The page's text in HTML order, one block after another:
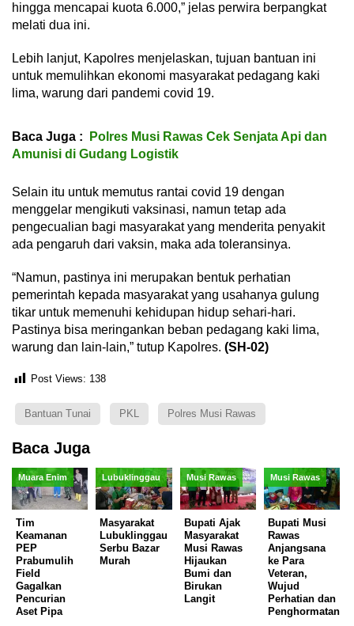
hingga mencapai kuota 6.000,” jelas perwira berpangkat
melati dua ini.
Lebih lanjut, Kapolres menjelaskan, tujuan bantuan ini
untuk memulihkan ekonomi masyarakat pedagang kaki
lima, warung dari pandemi covid 19.
Baca Juga :
Polres Musi Rawas Cek Senjata Api dan
Amunisi di Gudang Logistik
Selain itu untuk memutus rantai covid 19 dengan
menggelar mengikuti vaksinasi, namun tetap ada
pengecualian bagi masyarakat yang menderita penyakit
ada pengaruh dari vaksin, maka ada toleransinya.
“Namun, pastinya ini merupakan bentuk perhatian
pemerintah kepada masyarakat yang usahanya gulung
tikar untuk memenuhi kehidupan hidup sehari-hari.
Pastinya bisa meringankan beban pedagang kaki lima,
warung dan lain-lain,” tutup Kapolres. (SH-02)
Post Views: 138
Bantuan Tunai PKL Polres Musi Rawas
Baca Juga
Muara Enim
Tim
Keamanan
PEP
Prabumulih
Field
Gagalkan
Pencurian
Aset Pipa
Lubuklinggau
Masyarakat
Lubuklinggau
Serbu Bazar
Murah
Musi Rawas
Bupati Ajak
Masyarakat
Musi Rawas
Hijaukan
Bumi dan
Birukan
Langit
Musi Rawas
Bupati Musi
Rawas
Anjangsana
ke Para
Veteran,
Wujud
Perhatian dan
Penghormatan